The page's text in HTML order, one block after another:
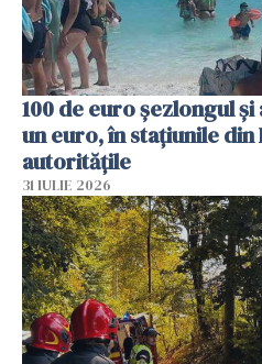
100 de euro șezlongul
un euro, în stațiunile
autoritățile
31 IULIE 2026